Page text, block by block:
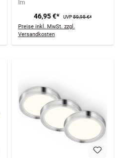
lm
46,95 €* UVP59,95 €*
Preise inkl. MwSt. zzgl.
Versandkosten